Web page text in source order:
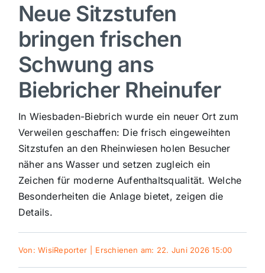
Politik
Wirtschaft
Sport
Kultur
Panorama
Mein Stadtteil
Galerie
Neue Sitzstufen
bringen frischen
Schwung ans
Biebricher Rheinufer
In Wiesbaden-Biebrich wurde ein neuer Ort zum
Verweilen geschaffen: Die frisch eingeweihten
Sitzstufen an den Rheinwiesen holen Besucher
näher ans Wasser und setzen zugleich ein
Zeichen für moderne Aufenthaltsqualität. Welche
Besonderheiten die Anlage bietet, zeigen die
Details.
Von:WisiReporter Erschienen am: 22. Juni 2026 15:00